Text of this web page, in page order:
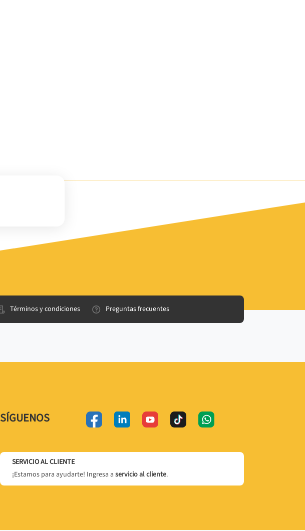
Términos y condiciones Preguntas frecuentes
SÍGUENOS
SERVICIO AL CLIENTE
¡Estamos para ayudarte! Ingresa a servicio al cliente.